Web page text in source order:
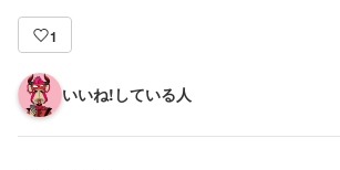
1
いいね!している人